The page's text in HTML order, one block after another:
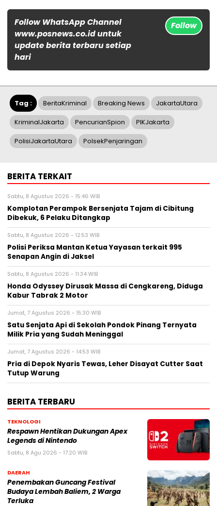
Follow WhatsApp Channel
www.posnews.co.id untuk
update berita terbaru setiap
hari
Follow
Tag : BeritaKriminal Breaking News JakartaUtara
KriminalJakarta PencurianSpion PIKJakarta
PolisiJakartaUtara PolsekPenjaringan
BERITA TERKAIT
Sabtu, 8 Agustus 2026 - 15:46 WIB
Komplotan Perampok Bersenjata Tajam di Cibitung
Dibekuk, 6 Pelaku Ditangkap
Sabtu, 8 Agustus 2026 - 12:53 WIB
Polisi Periksa Mantan Ketua Yayasan terkait 995
Senapan Angin di Jaksel
Sabtu, 8 Agustus 2026 - 11:34 WIB
Honda Odyssey Dirusak Massa di Cengkareng, Diduga
Kabur Tabrak 2 Motor
Jumat, 7 Agustus 2026 - 15:30 WIB
Satu Senjata Api di Sekolah Pondok Pinang Ternyata
Milik Pria yang Sudah Meninggal
Jumat, 7 Agustus 2026 - 14:53 WIB
Pria di Depok Nyaris Tewas, Leher Disayat Cutter Saat
Tutup Warung
BERITA TERBARU
TEKNOLOGI
Respawn Hentikan Dukungan Apex
Legends di Nintendo
Sabtu, 8 Agu 2026 - 17:20 WIB
DAERAH
Penembakan Guncang Festival
Budaya Lembah Baliem, 2 Warga
Terluka